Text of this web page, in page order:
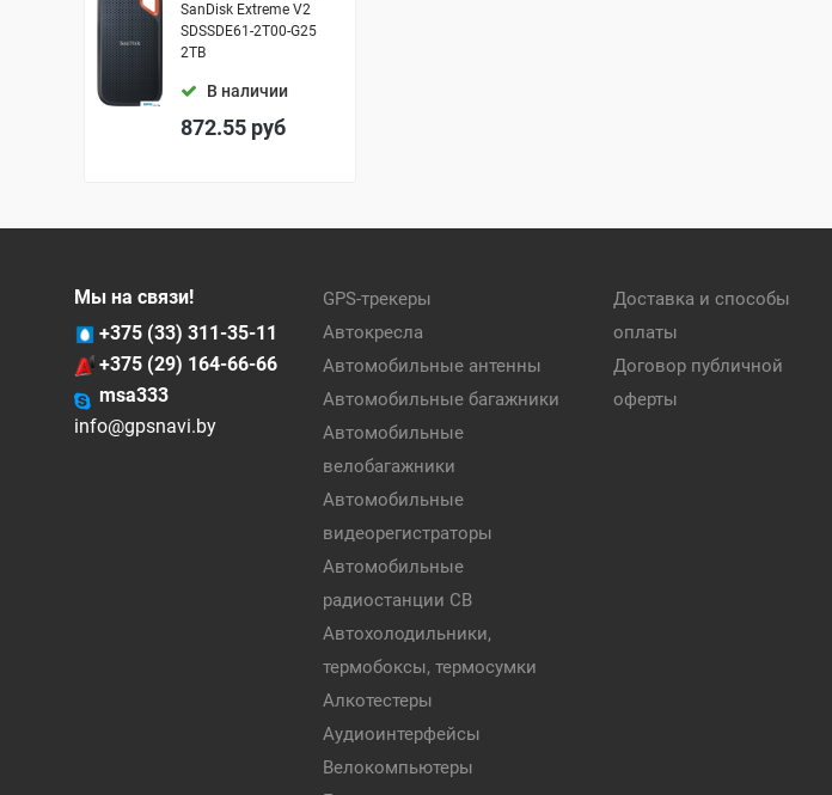
SanDisk Extreme V2
SDSSDE61-2T00-G25
2TB
В наличии
872.55 руб
Мы на связи!
+375 (33) 311-35-11
+375 (29) 164-66-66
msa333
info@gpsnavi.by
GPS-трекеры
Автокресла
Автомобильные антенны
Автомобильные багажники
Автомобильные
велобагажники
Автомобильные
видеорегистраторы
Автомобильные
радиостанции CB
Автохолодильники,
термобоксы, термосумки
Алкотестеры
Аудиоинтерфейсы
Велокомпьютеры
Доставка и способы
оплаты
Договор публичной
оферты